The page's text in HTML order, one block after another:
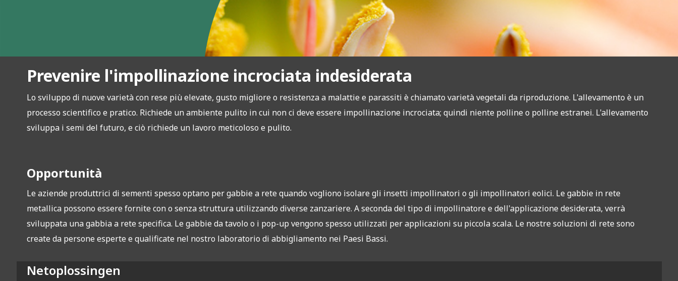
Prevenire l'impollinazione incrociata indesiderata
Lo sviluppo di nuove varietà con rese più elevate, gusto migliore o resistenza a malattie e parassiti è chiamato varietà vegetali da riproduzione. L'allevamento è un
processo scientifico e pratico. Richiede un ambiente pulito in cui non ci deve essere impollinazione incrociata; quindi niente polline o polline estranei. L'allevamento
sviluppa i semi del futuro, e ciò richiede un lavoro meticoloso e pulito.
Opportunità
Le aziende produttrici di sementi spesso optano per gabbie a rete quando vogliono isolare gli insetti impollinatori o gli impollinatori eolici. Le gabbie in rete
metallica possono essere fornite con o senza struttura utilizzando diverse zanzariere. A seconda del tipo di impollinatore e dell'applicazione desiderata, verrà
sviluppata una gabbia a rete specifica. Le gabbie da tavolo o i pop-up vengono spesso utilizzati per applicazioni su piccola scala. Le nostre soluzioni di rete sono
create da persone esperte e qualificate nel nostro laboratorio di abbigliamento nei Paesi Bassi.
Netoplossingen